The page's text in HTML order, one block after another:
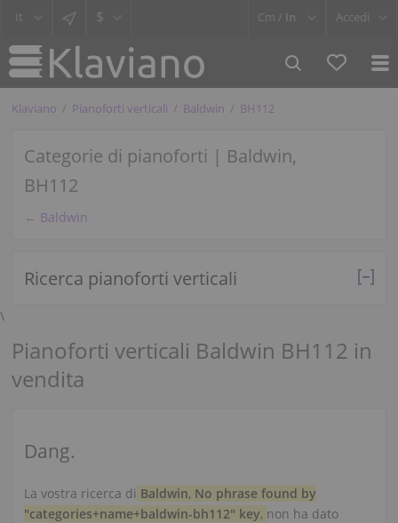
$ Cm / In Accedi
Klaviano Pianoforti verticali Baldwin BH112
Categorie di pianoforti | Baldwin,
BH112
← Baldwin
Ricerca pianoforti verticali
\
Pianoforti verticali Baldwin BH112 in
vendita
Dang.
La vostra ricerca di Baldwin, No phrase found by
"categories+name+baldwin-bh112" key, non ha dato